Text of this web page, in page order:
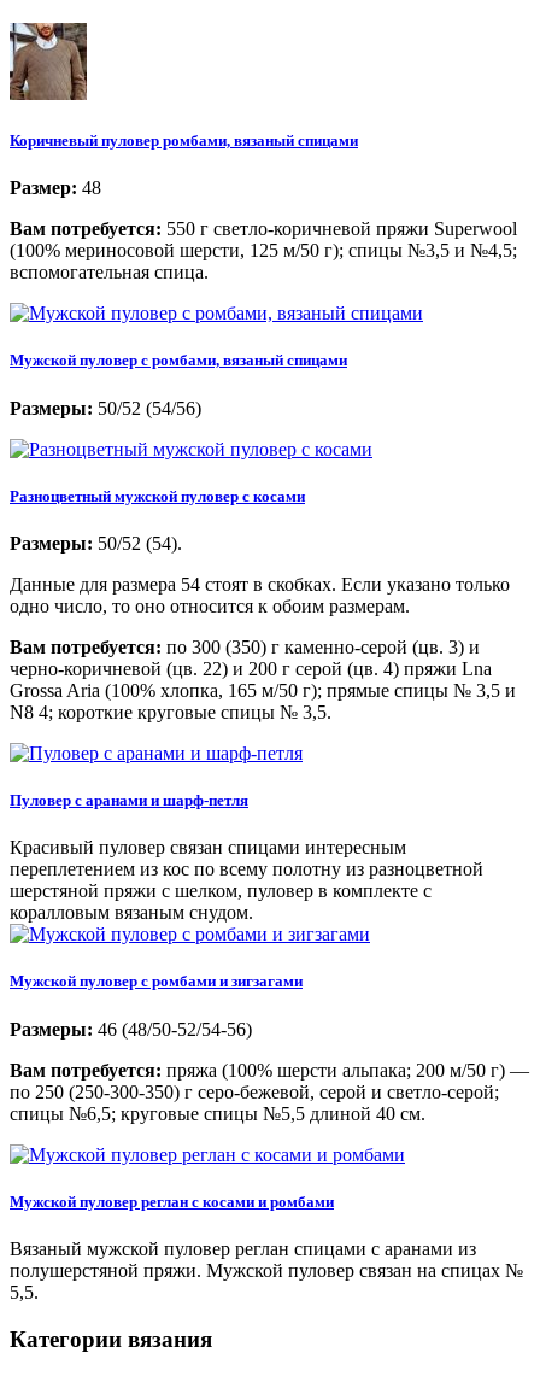
Коричневый пуловер ромбами, вязаный спицами
Размер: 48
Вам потребуется: 550 г светло-коричневой пряжи Superwool
(100% мериносовой шерсти, 125 м/50 г); спицы №3,5 и №4,5;
вспомогательная спица.
Мужской пуловер с ромбами, вязаный спицами
Размеры: 50/52 (54/56)
Разноцветный мужской пуловер с косами
Размеры: 50/52 (54).
Данные для размера 54 стоят в скобках. Если указано только
одно число, то оно относится к обоим размерам.
Вам потребуется: по 300 (350) г каменно-серой (цв. 3) и
черно-коричневой (цв. 22) и 200 г серой (цв. 4) пряжи Lna
Grossa Aria (100% хлопка, 165 м/50 г); прямые спицы № 3,5 и
N8 4; короткие круговые спицы № 3,5.
Пуловер с аранами и шарф-петля
Красивый пуловер связан спицами интересным
переплетением из кос по всему полотну из разноцветной
шерстяной пряжи с шелком, пуловер в комплекте с
коралловым вязаным снудом.
Мужской пуловер с ромбами и зигзагами
Размеры: 46 (48/50-52/54-56)
Вам потребуется: пряжа (100% шерсти альпака; 200 м/50 г) —
по 250 (250-300-350) г серо-бежевой, серой и светло-серой;
спицы №6,5; круговые спицы №5,5 длиной 40 см.
Мужской пуловер реглан с косами и ромбами
Вязаный мужской пуловер реглан спицами с аранами из
полушерстяной пряжи. Мужской пуловер связан на спицах №
5,5.
Категории вязания